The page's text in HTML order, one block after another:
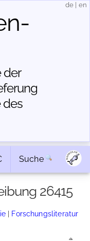
der
des
de en
Suche
26415
| Forschungsliteratur